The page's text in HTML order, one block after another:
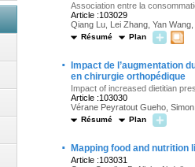
Association entre la
Article :103029
Qiang Lu, Lei Zhang, Yan
Résumé Plan
·
Impact de l’augmentation
en chirurgie orthopédique
Impact of increased dietitian
Article :103030
Vérane Peyratout Gueho,
Résumé Plan
· Mapping food and
Article :103031